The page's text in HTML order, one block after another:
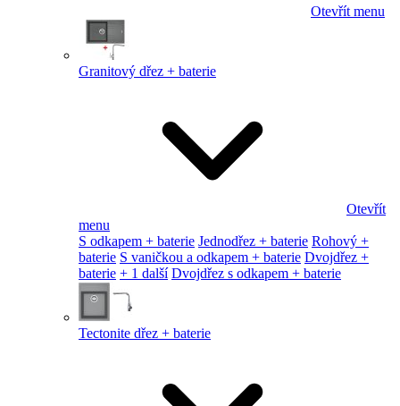
Otevřít menu
Granitový dřez + baterie
Otevřít
menu
S odkapem + baterie Jednodřez + baterie Rohový +
baterie S vaničkou a odkapem + baterie Dvojdřez +
baterie + 1 další Dvojdřez s odkapem + baterie
Tectonite dřez + baterie